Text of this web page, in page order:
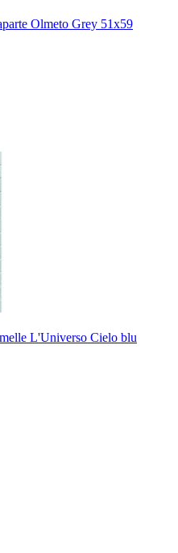
Olmeto Grey 51х59
L'Universo Cielo blu